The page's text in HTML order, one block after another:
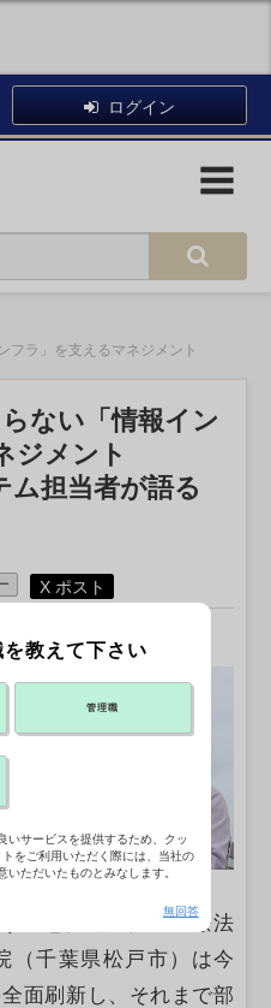
ログイン
フラ」を支えるマネジメント
ない「情報イン
ジメント
ム担当者が語る
X ポスト
る急性期病院の医療法
（千葉県松戸市）は今
面刷新し、それまで部
教えて下さい
管理職
いサービスを提供するため、クッ
をご利用いただく際には、当社の
いただいたものとみなします。
無回答